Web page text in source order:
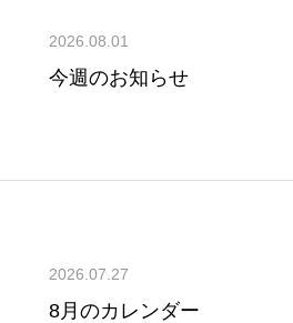
2026.08.01
今週のお知らせ
2026.07.27
8月のカレンダー